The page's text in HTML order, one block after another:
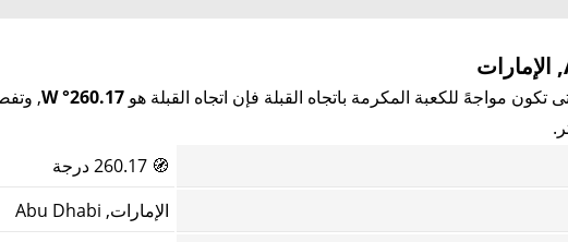
260.17° W
🧭
الإمارات, Abu Dhabi